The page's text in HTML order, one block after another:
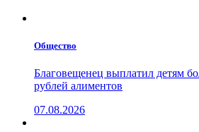
Общество
Благовещенец выплатил детям
рублей алиментов
07.08.2026